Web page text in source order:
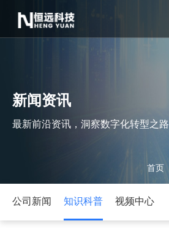
新闻资讯
最新前沿资讯，洞察数字化转型之路
首页
公司新闻 知识科普 视频中心